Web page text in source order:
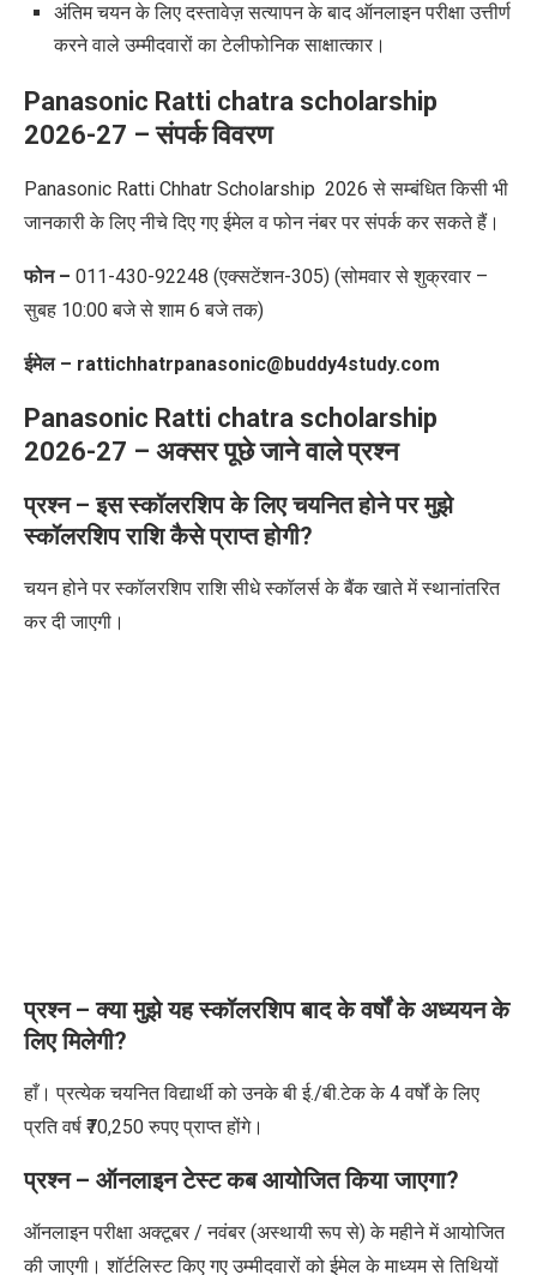
अंतिम चयन के लिए दस्तावेज़ सत्यापन के बाद ऑनलाइन परीक्षा उत्तीर्ण
करने वाले उम्मीदवारों का टेलीफोनिक साक्षात्कार।
Panasonic Ratti chatra scholarship
2026-27 – संपर्क विवरण
Panasonic Ratti Chhatr Scholarship 2026 से सम्बंधित किसी भी
जानकारी के लिए नीचे दिए गए ईमेल व फोन नंबर पर संपर्क कर सकते हैं।
फोन – 011-430-92248 (एक्सटेंशन-305) (सोमवार से शुक्रवार –
सुबह 10:00 बजे से शाम 6 बजे तक)
ईमेल – rattichhatrpanasonic@buddy4study.com
Panasonic Ratti chatra scholarship
2026-27 – अक्सर पूछे जाने वाले प्रश्न
प्रश्न – इस स्कॉलरशिप के लिए चयनित होने पर मुझे
स्कॉलरशिप राशि कैसे प्राप्त होगी?
चयन होने पर स्कॉलरशिप राशि सीधे स्कॉलर्स के बैंक खाते में स्थानांतरित
कर दी जाएगी।
प्रश्न – क्या मुझे यह स्कॉलरशिप बाद के वर्षों के अध्ययन के
लिए मिलेगी?
हाँ। प्रत्येक चयनित विद्यार्थी को उनके बी ई./बी.टेक के 4 वर्षों के लिए
प्रति वर्ष ₹70,250 रुपए प्राप्त होंगे।
प्रश्न – ऑनलाइन टेस्ट कब आयोजित किया जाएगा?
ऑनलाइन परीक्षा अक्टूबर / नवंबर (अस्थायी रूप से) के महीने में आयोजित
की जाएगी। शॉर्टलिस्ट किए गए उम्मीदवारों को ईमेल के माध्यम से तिथियों